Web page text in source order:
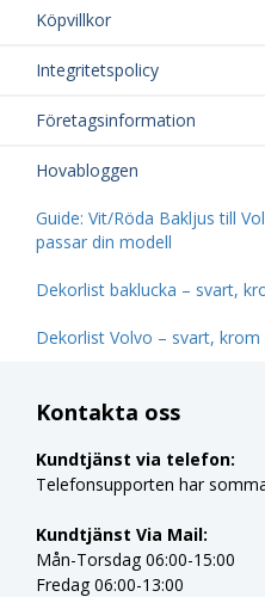
Köpvillkor
Integritetspolicy
Företagsinformation
Hovabloggen
Guide: Vit/Röda Bakljus till
passar din modell
Dekorlist baklucka – svart,
Dekorlist Volvo – svart,
Kontakta oss
Kundtjänst via telefon:
Telefonsupporten har
Kundtjänst Via Mail:
Mån-Torsdag 06:00-15:00
Fredag 06:00-13:00